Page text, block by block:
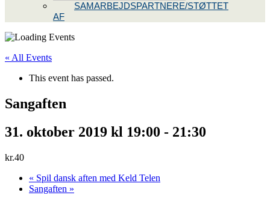
SAMARBEJDSPARTNERE/STØTTET
AF
« All Events
This event has passed.
Sangaften
31. oktober 2019 kl 19:00 - 21:30
kr.40
« Spil dansk aften med Keld Telen
Sangaften »